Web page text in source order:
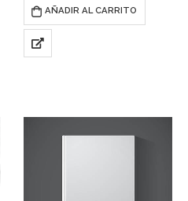
inmediatamente…
AÑADIR AL CARRITO